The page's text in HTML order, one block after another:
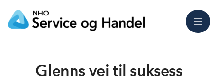
Meny
Glenns vei til suksess